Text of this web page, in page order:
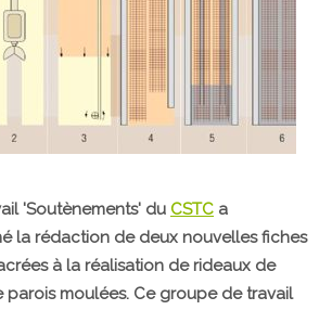
'Soutènements' du CSTC a
la rédaction de deux nouvelles fiches
à la réalisation de rideaux de
moulées. Ce groupe de travail